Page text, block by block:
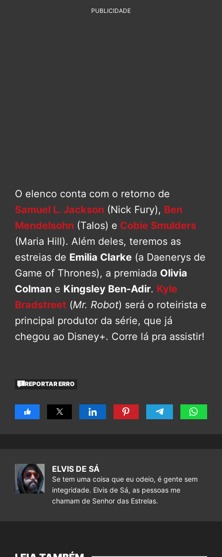
PUBLICIDADE
O elenco conta com o retorno de
Samuel L. Jackson (Nick Fury), Ben
Mendelsohn (Talos) e Cobie Smulders
(Maria Hill). Além deles, teremos as
estreias de Emilia Clarke (a Daenerys de
Game of Thrones), a premiada Olivia
Colman e Kingsley Ben-Adir. Kyle
Bradstreet (Mr. Robot) será o roteirista e
principal produtor da série, que já
chegou ao Disney+. Corre lá pra assistir!
REPORTAR ERRO
ELVIS DE SÁ
Se tem uma coisa que eu odeio, é gente sem
integridade. Elvis de Sá, as pessoas me
chamam de Senhor das Estrelas.